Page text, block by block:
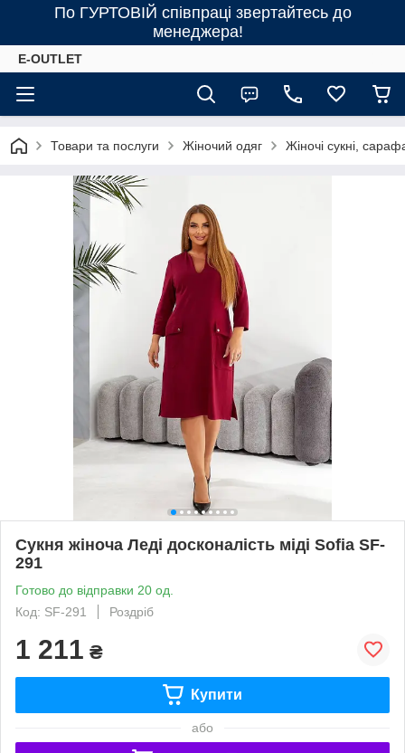
По ГУРТОВІЙ співпраці звертайтесь до
менеджера!
E-OUTLET
Товари та послуги Жіночий одяг Жіночі сукні,
Сукня жіноча Леді досконалість міді Sofia SF-
291
Готово до відправки 20 од.
Код: SF-291
Роздріб
1 211 ₴
Купити
або